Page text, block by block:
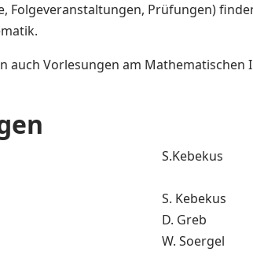
Prüfungen)
auch Vorlesungen am
S.Kebekus
S. Kebekus
D. Greb
W. Soergel